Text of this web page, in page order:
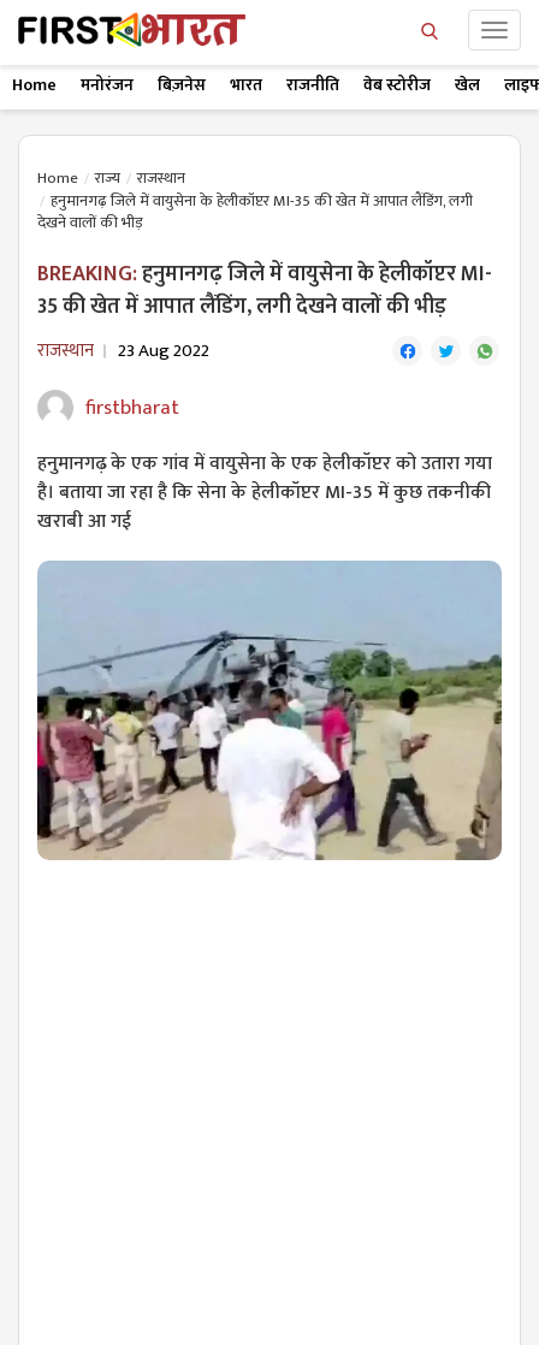
Home मनोरंजन बिज़नेस भारत राजनीति वेब स्टोरीज खेल
Home राज्य
राजस्थान
हनुमानगढ़ जिले में वायुसेना के हेलीकॉप्टर MI-35 की खेत में आपात लैंडिंग, लगी
देखने वालों की भीड़
BREAKING:हनुमानगढ़ जिले में वायुसेना के हेलीकॉप्टर MI-
35 की खेत में आपात लैंडिंग, लगी देखने वालों की भीड़
राजस्थान 23 Aug 2022
firstbharat
हनुमानगढ़ के एक गांव में वायुसेना के एक हेलीकॉप्टर को उतारा गया
है। बताया जा रहा है कि सेना के हेलीकॉप्टर MI-35 में कुछ तकनीकी
खराबी आ गई